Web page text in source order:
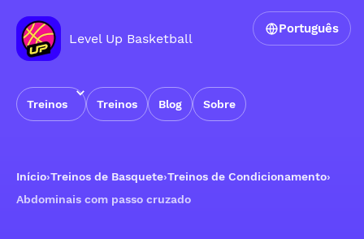
Level Up Basketball
Treinos Treinos Blog Sobre
Português
Início›Treinos de Basquete›Treinos de Condicionamento›
Abdominais com passo cruzado